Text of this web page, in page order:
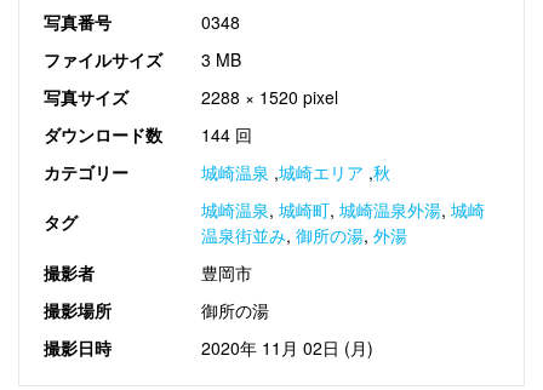
写真番号
0348
ファイルサイズ
3 MB
写真サイズ
2288 × 1520 pixel
ダウンロード数
144 回
カテゴリー
城崎温泉 ,城崎エリア ,秋
タグ 城崎温泉, 城崎町, 城崎温泉外湯, 城崎
温泉街並み, 御所の湯, 外湯
撮影者
豊岡市
撮影場所
御所の湯
撮影日時
2020年 11月 02日 (月)